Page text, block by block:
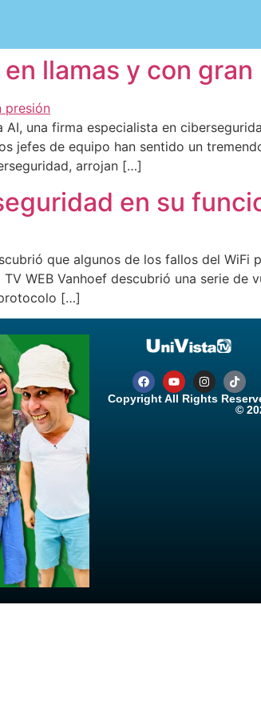
llamas y con gran
una firma especialista en
jefes de equipo han sentido un
arrojan […]
en su
que algunos de los fallos del WiFi
WEB Vanhoef descubrió una serie de
[…]
Copyright All Rights
©